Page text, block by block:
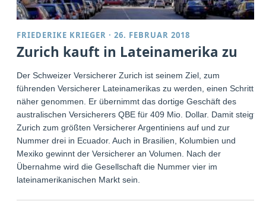
FRIEDERIKE KRIEGER ·26. FEBRUAR 2018
Zurich kauft in Lateinamerika zu
Der Schweizer Versicherer Zurich ist seinem Ziel, zum
führenden Versicherer Lateinamerikas zu werden, einen Schritt
näher genommen. Er übernimmt das dortige Geschäft des
australischen Versicherers QBE für 409 Mio. Dollar. Damit steigt
Zurich zum größten Versicherer Argentiniens auf und zur
Nummer drei in Ecuador. Auch in Brasilien, Kolumbien und
Mexiko gewinnt der Versicherer an Volumen. Nach der
Übernahme wird die Gesellschaft die Nummer vier im
lateinamerikanischen Markt sein.